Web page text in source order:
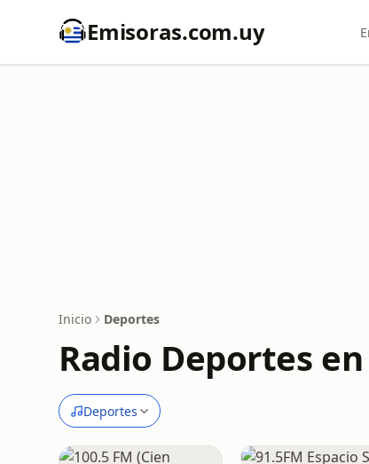
Emisoras.com.uy
Inicio Deportes
Radio Deportes
Deportes